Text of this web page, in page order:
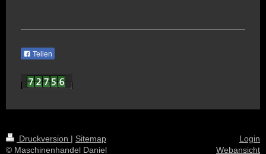
Teilen
Druckversion | Sitemap
© Maschinenhandel Daniel
Login
Webansicht